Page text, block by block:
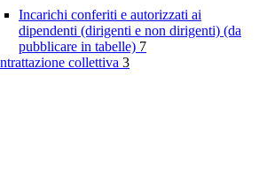
Incarichi conferiti e autorizzati ai
dipendenti (dirigenti e non dirigenti) (da
pubblicare in tabelle) 7
collettiva 3